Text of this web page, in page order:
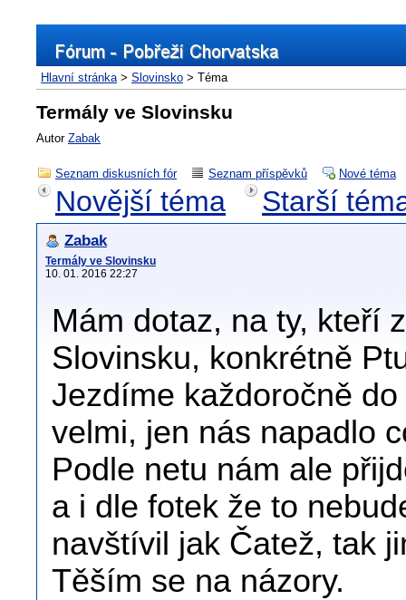
Hlavní stránka> Slovinsko > Téma
Termály ve Slovinsku
Autor Zabak
Seznam diskusních fór Seznam příspěvků Nové téma
Novější téma Starší
Zabak
Termály ve Slovinsku
10. 01. 2016 22:27
Mám dotaz, na ty, kteří
Slovinsku, konkrétně
Jezdíme každoročně
velmi, jen nás napadlo
Podle netu nám ale
a i dle fotek že to
navštívil jak Čatež, tak
Těším se na názory.